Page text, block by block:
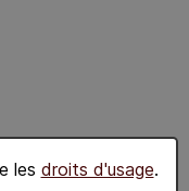
les droits d'usage.